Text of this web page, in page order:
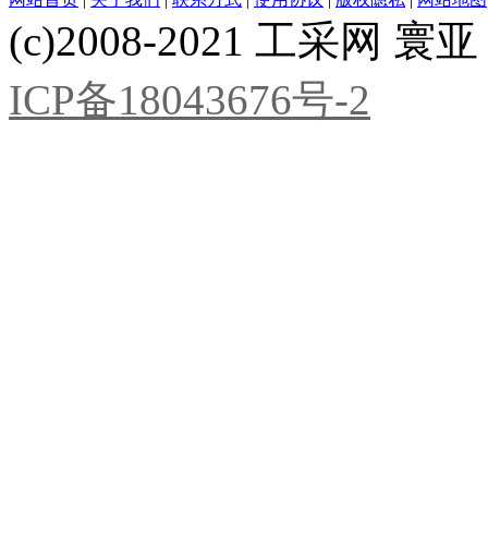
(c)2008-2021 工采网 寰
ICP备18043676号-2